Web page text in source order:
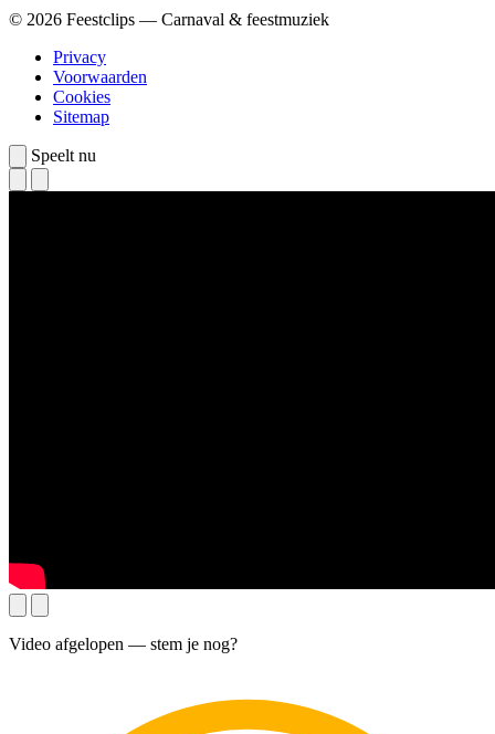
© 2026 Feestclips — Carnaval & feestmuziek
Privacy
Voorwaarden
Cookies
Sitemap
Speelt nu
Video afgelopen — stem je nog?